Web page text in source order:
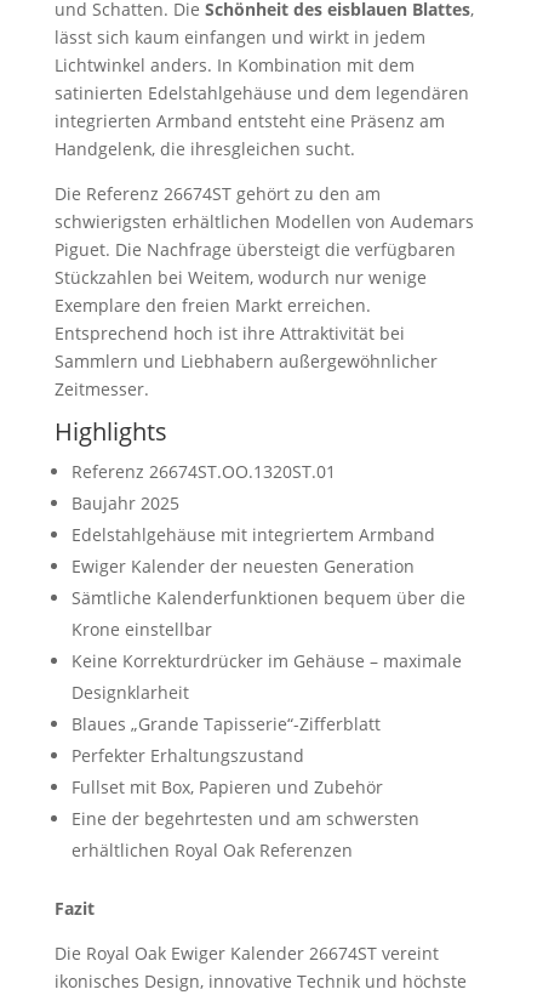
und Schatten. Die Schönheit des eisblauen Blattes,
lässt sich kaum einfangen und wirkt in jedem
Lichtwinkel anders. In Kombination mit dem
satinierten Edelstahlgehäuse und dem legendären
integrierten Armband entsteht eine Präsenz am
Handgelenk, die ihresgleichen sucht.
Die Referenz 26674ST gehört zu den am
schwierigsten erhältlichen Modellen von Audemars
Piguet. Die Nachfrage übersteigt die verfügbaren
Stückzahlen bei Weitem, wodurch nur wenige
Exemplare den freien Markt erreichen.
Entsprechend hoch ist ihre Attraktivität bei
Sammlern und Liebhabern außergewöhnlicher
Zeitmesser.
Highlights
Referenz 26674ST.OO.1320ST.01
Baujahr 2025
Edelstahlgehäuse mit integriertem Armband
Ewiger Kalender der neuesten Generation
Sämtliche Kalenderfunktionen bequem über die
Krone einstellbar
Keine Korrekturdrücker im Gehäuse – maximale
Designklarheit
Blaues „Grande Tapisserie“-Zifferblatt
Perfekter Erhaltungszustand
Fullset mit Box, Papieren und Zubehör
Eine der begehrtesten und am schwersten
erhältlichen Royal Oak Referenzen
Fazit
Die Royal Oak Ewiger Kalender 26674ST vereint
ikonisches Design, innovative Technik und höchste